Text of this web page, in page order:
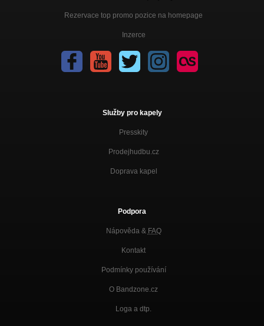
Rezervace top promo pozice na homepage
Inzerce
Služby pro kapely
Presskity
Prodejhudbu.cz
Doprava kapel
Podpora
Nápověda & FAQ
Kontakt
Podmínky používání
O Bandzone.cz
Loga a dtp.